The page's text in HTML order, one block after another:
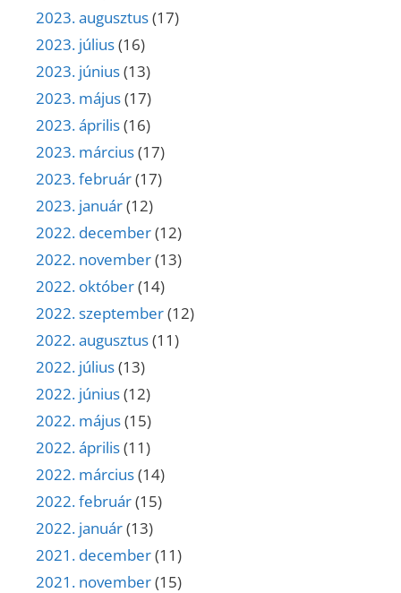
2023. augusztus(17)
2023. július(16)
2023. június(13)
2023. május(17)
2023. április(16)
2023. március(17)
2023. február(17)
2023. január(12)
2022. december(12)
2022. november(13)
2022. október(14)
2022. szeptember(12)
2022. augusztus(11)
2022. július(13)
2022. június(12)
2022. május(15)
2022. április(11)
2022. március(14)
2022. február(15)
2022. január(13)
2021. december(11)
2021. november(15)